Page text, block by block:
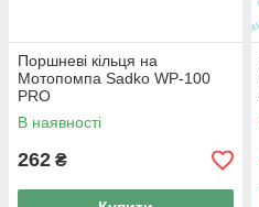
Поршневі кільця на
Мотопомпа Sadko WP-100
PRO
В наявності
262 ₴